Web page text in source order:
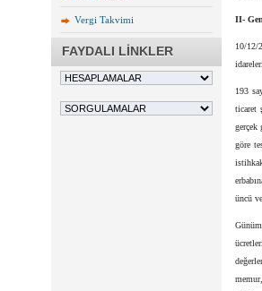
Vergi Takvimi
FAYDALI LİNKLER
II-
10/12/
193
ticaret
gerçek
göre
üncü